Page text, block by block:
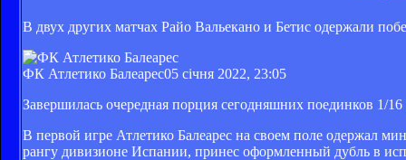
В двух других матчах Райо Вальекано и Бетис одержали
ФК Атлетико Балеарес05 січня 2022, 23:05
Завершилась очередная порция сегодняшних поединков 1/
В первой игре Атлетико Балеарес на своем поле одержал
рангу дивизионе Испании, принес оформленный дубль в